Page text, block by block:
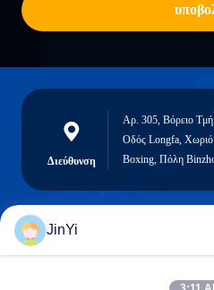
Διεύθυνση
Αρ. 305, Βόρειο
Οδός Longfa,
Boxing, Πόλη
JinYi